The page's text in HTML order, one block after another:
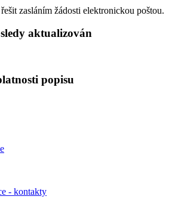
zasláním žádosti elektronickou poštou.
aktualizován
popisu
- kontakty